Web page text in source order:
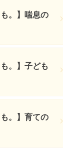
。】喘息の
。】子ども
。】育ての